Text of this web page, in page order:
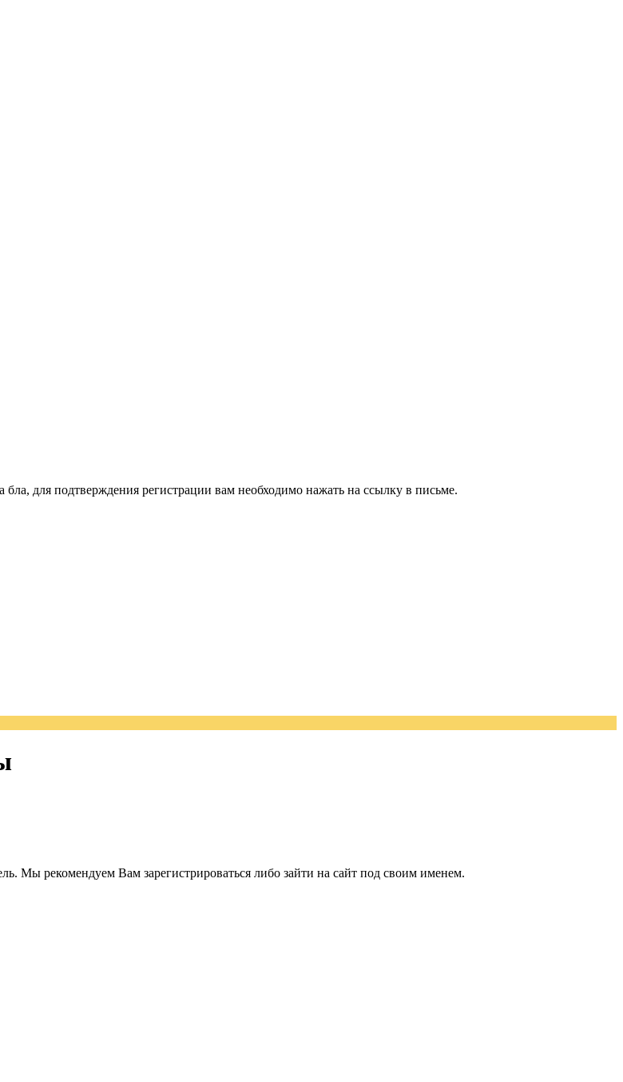
для подтверждения регистрации вам необходимо нажать на ссылку в письме.
Мы рекомендуем Вам зарегистрироваться либо зайти на сайт под своим именем.